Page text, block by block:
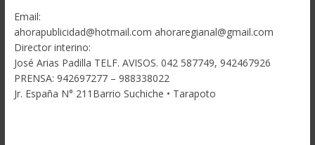
Email:
ahorapublicidad@hotmail.com ahoraregianal@gmail.com
Director interino:
José Arias Padilla TELF. AVISOS. 042 587749, 942467926
PRENSA: 942697277 – 988338022
Jr. España N° 211Barrio Suchiche • Tarapoto